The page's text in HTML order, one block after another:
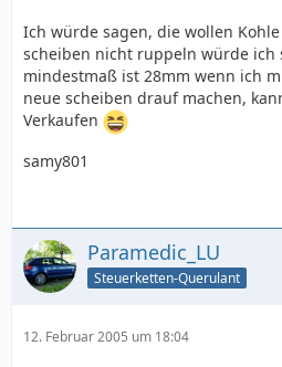
Ich würde sagen, die wollen
scheiben nicht ruppeln würde ich
mindestmaß ist 28mm wenn ich
neue scheiben drauf machen,
Verkaufen
samy801
Paramedic_LU
Steuerketten-Querulant
12. Februar 2005 um 18:04